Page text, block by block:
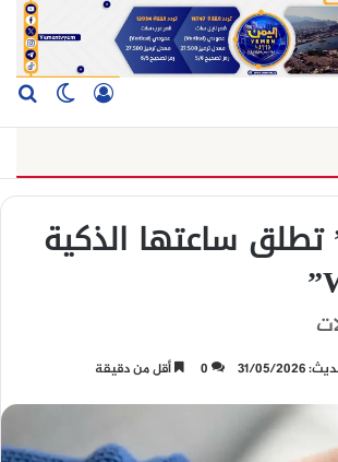
تسجيل
ساعتها الذكية
05/2026
0 أقل من دقيقة